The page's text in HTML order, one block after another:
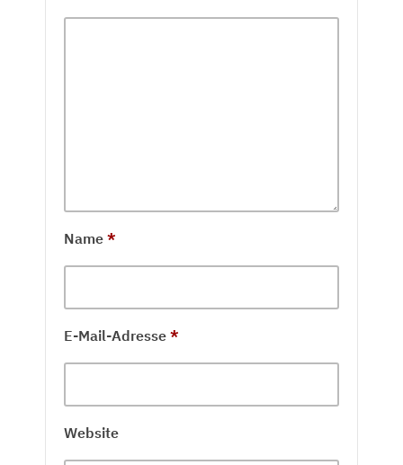
Name *
E-Mail-Adresse *
Website